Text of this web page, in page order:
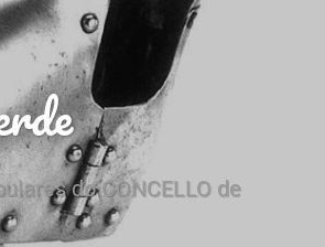
do CONCELLO de